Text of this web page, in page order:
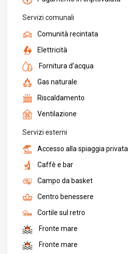
Servizi comunali
Comunità recintata
Elettricità
Fornitura d’acqua
Gas naturale
Riscaldamento
Ventilazione
Servizi esterni
Accesso alla spiaggia privata
Caffè e bar
Campo da basket
Centro benessere
Cortile sul retro
Fronte mare
Fronte mare